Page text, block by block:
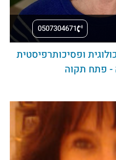
0507304671
ופסיכותרפיסטית
- פתח תקוה